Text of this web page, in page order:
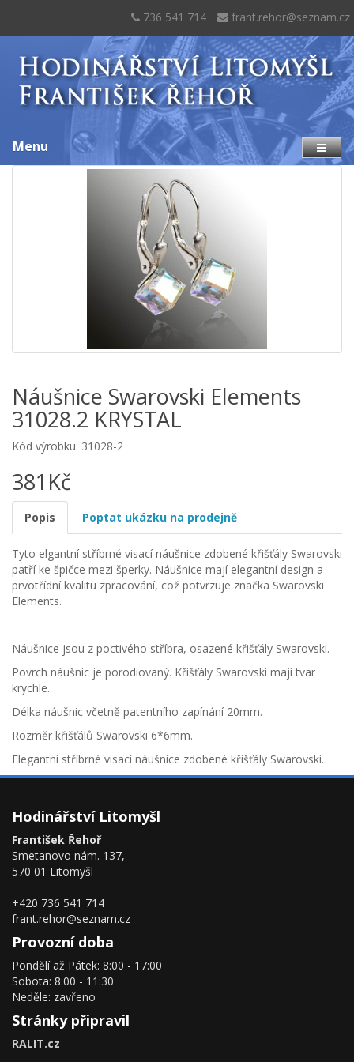
736 541 714 frant.rehor@seznam.cz
Menu
Náušnice Swarovski Elements
31028.2 KRYSTAL
Kód výrobku: 31028-2
381Kč
Popis Poptat ukázku na prodejně
Tyto elgantní stříbrné visací náušnice zdobené křišťály Swarovski
patří ke špičce mezi šperky. Náušnice mají elegantní design a
prvotřídní kvalitu zpracování, což potvrzuje značka Swarovski
Elements.
Náušnice jsou z poctivého stříbra, osazené křišťály Swarovski.
Povrch náušnic je porodiovaný. Křišťály Swarovski mají tvar
krychle.
Délka náušnic včetně patentního zapínání 20mm.
Rozměr křišťálů Swarovski 6*6mm.
Elegantní stříbrné visací náušnice zdobené křišťály Swarovski.
Hodinářství Litomyšl
František Řehoř
Smetanovo nám. 137,
570 01 Litomyšl
+420 736 541 714
frant.rehor@seznam.cz
Provozní doba
Pondělí až Pátek: 8:00 - 17:00
Sobota: 8:00 - 11:30
Neděle: zavřeno
Stránky připravil
RALIT.cz